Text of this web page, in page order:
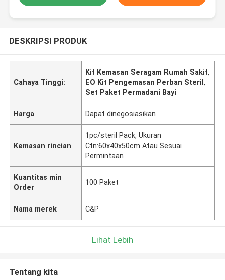
DESKRIPSI PRODUK
Cahaya Tinggi:
Kit Kemasan Seragam Rumah Sakit,
EO Kit Pengemasan Perban Steril,
Set Paket Permadani Bayi
Harga Dapat dinegosiasikan
Kemasan rincian
1pc/steril Pack, Ukuran
Ctn:60x40x50cm Atau Sesuai
Permintaan
Kuantitas min
Order
100 Paket
Nama merek C&P
Lihat Lebih
Tentang kita